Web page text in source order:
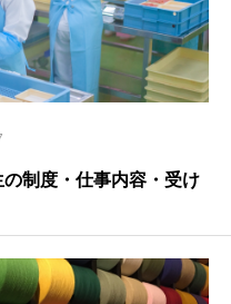
制度・仕事内容・受け